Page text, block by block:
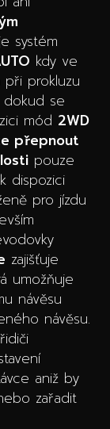
systém
kdy ve
při prokluzu
se
mód 2WD
přepnout
pouze
dispozici
pro jízdu
zajišťuje
umožňuje
návěsu
návěsu.
aniž by
zařadit